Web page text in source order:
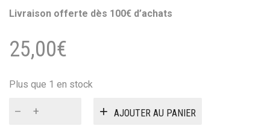
Livraison offerte dès 100€ d’achats
25,00€
Plus que 1 en stock
AJOUTER AU PANIER